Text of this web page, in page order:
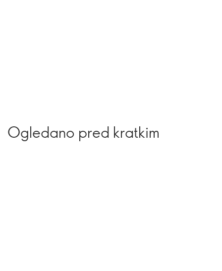
Ogledano pred kratkim